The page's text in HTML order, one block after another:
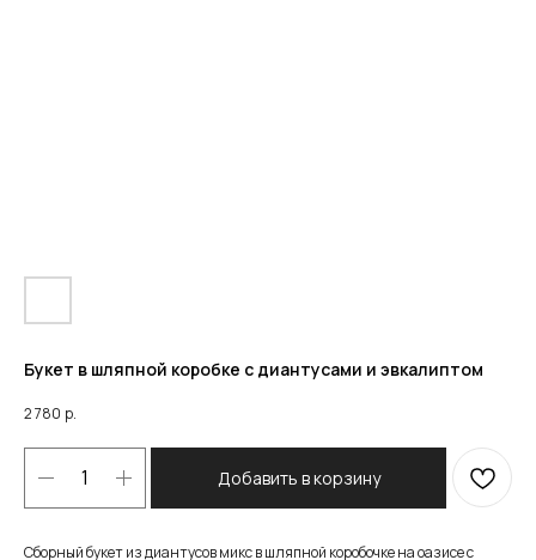
Букет в шляпной коробке с диантусами и эвкалиптом
2 780 р.
Добавить в корзину
Сборный букет из диантусов микс в шляпной коробочке на оазисе с